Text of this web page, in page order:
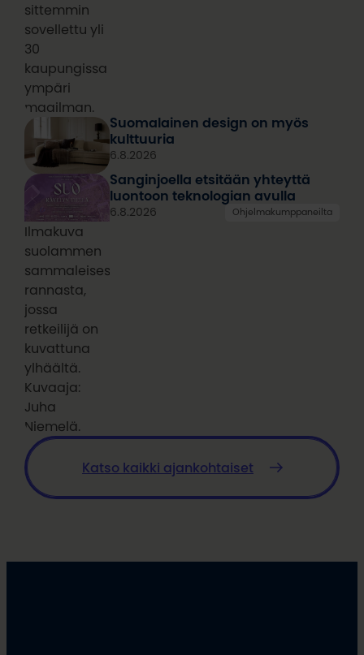
sittemmin
sovellettu yli
30
kaupungissa
ympäri
maailman.
Suomalainen design on myös
kulttuuria
6.8.2026
Ilmakuva
suolammen
sammaleisesta
rannasta,
jossa
retkeilijä on
kuvattuna
ylhäältä.
Kuvaaja:
Juha
Niemelä.
Sanginjoella etsitään yhteyttä
luontoon teknologian avulla
6.8.2026 Ohjelmakumppaneilta
Katso kaikki ajankohtaiset